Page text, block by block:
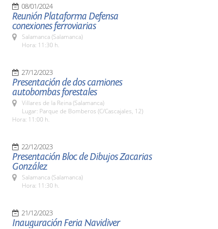
08/01/2024
Reunión Plataforma Defensa
conexiones ferroviarias
Salamanca (Salamanca)
Hora: 11:30 h.
27/12/2023
Presentación de dos camiones
autobombas forestales
Villares de la Reina (Salamanca)
Lugar: Parque de Bomberos (C/Cascajales, 12)
Hora: 11:00 h.
22/12/2023
Presentación Bloc de Dibujos Zacarias
González
Salamanca (Salamanca)
Hora: 11:30 h.
21/12/2023
Inauguración Feria Navidiver